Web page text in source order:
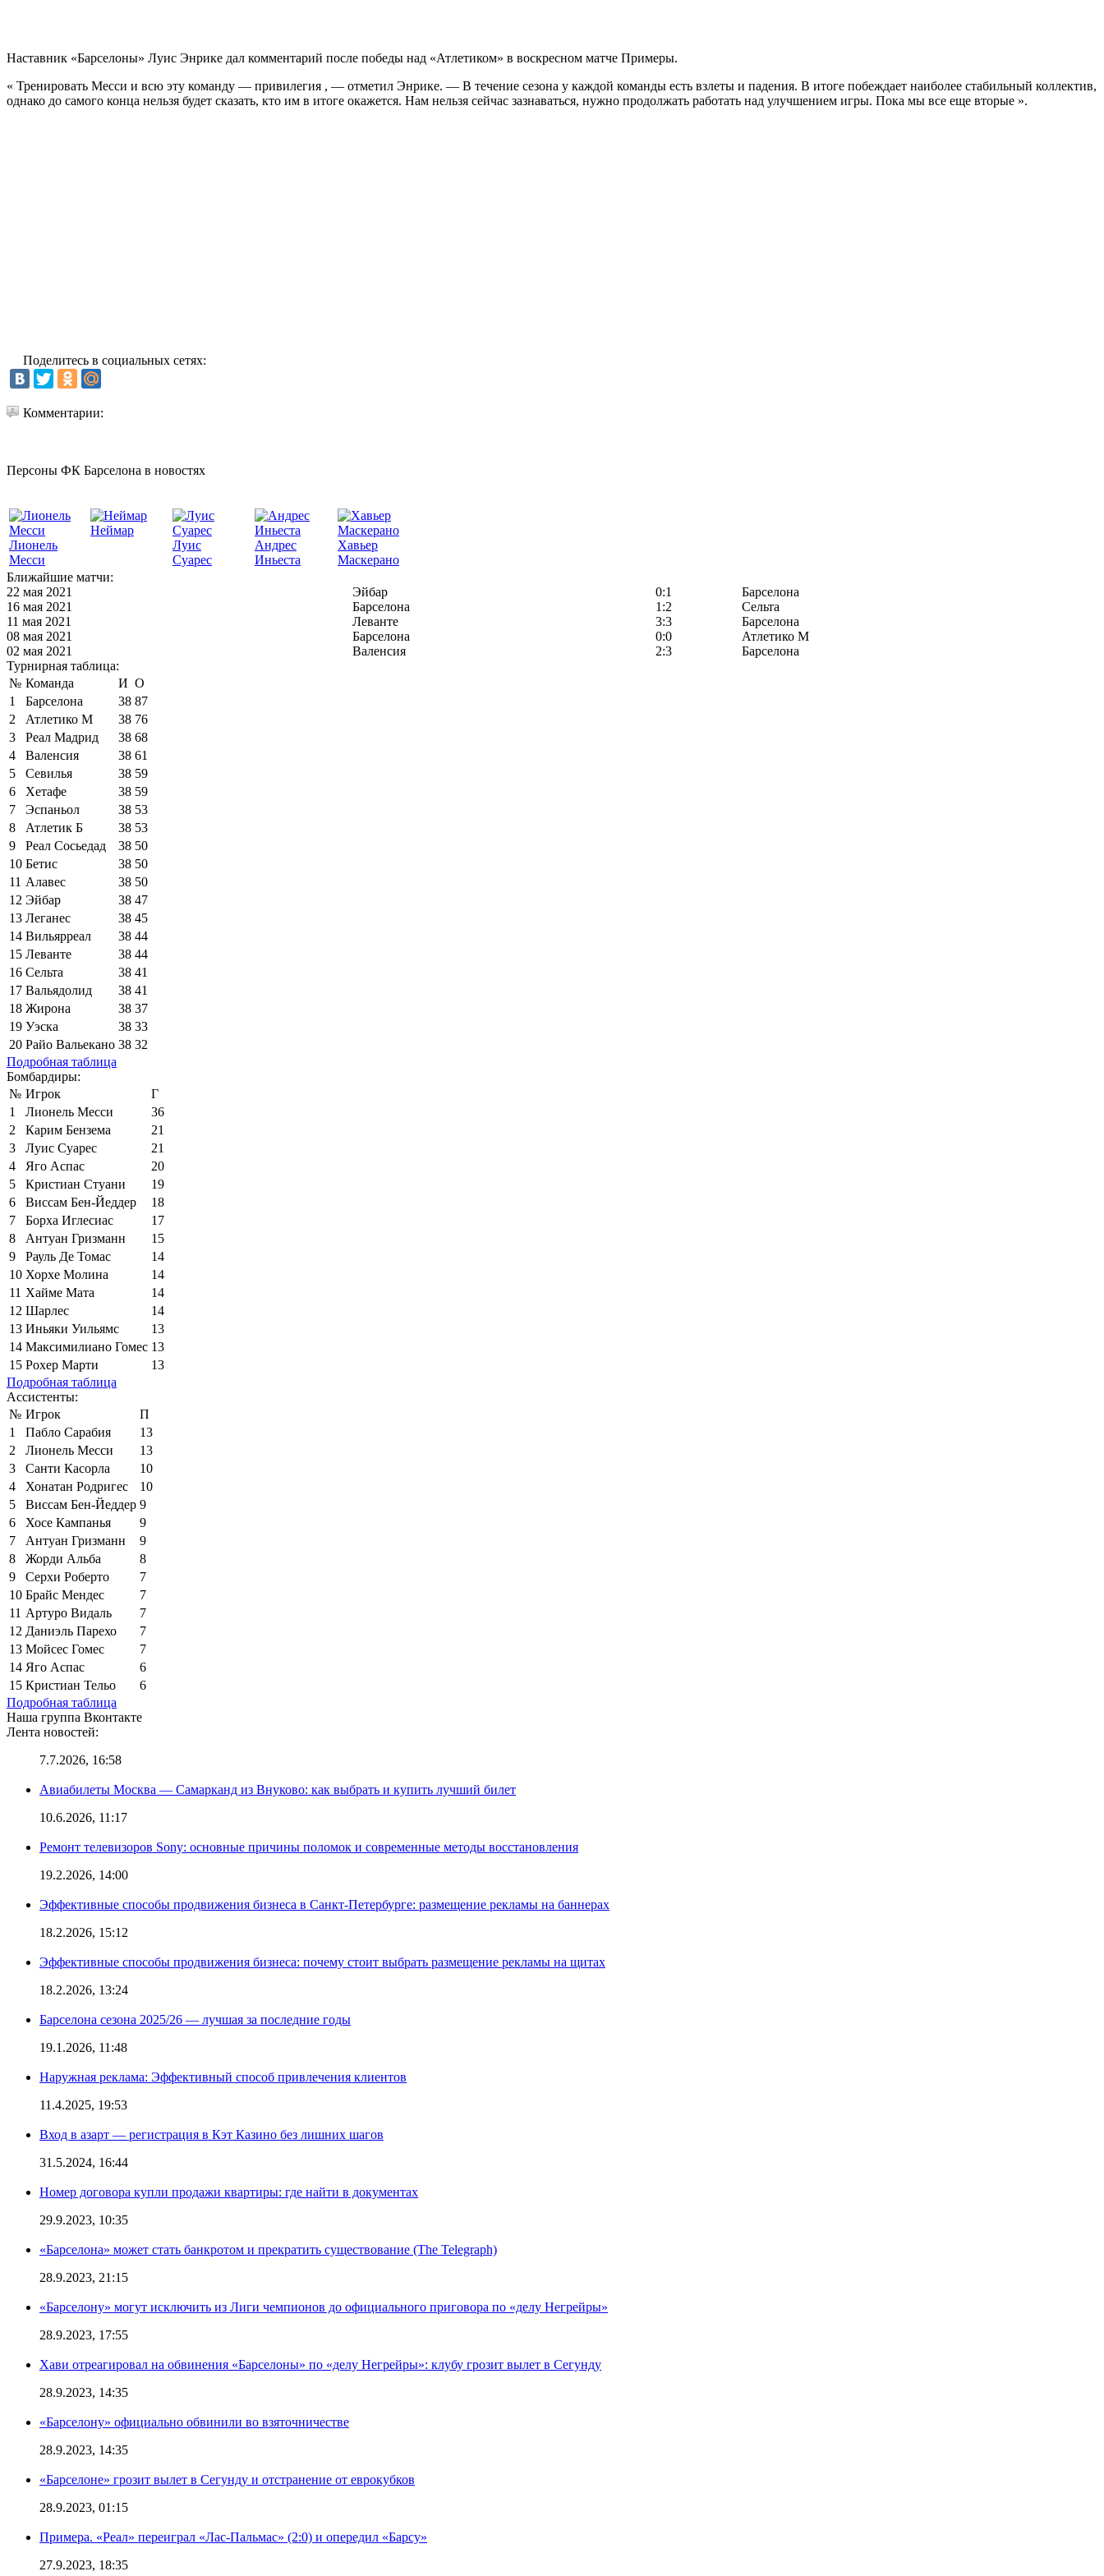
Наставник «Барселоны» Луис Энрике дал комментарий после победы над «Атлетиком» в воскресном матче Примеры.
« Тренировать Месси и всю эту команду — привилегия , — отметил Энрике. — В течение сезона у каждой команды есть взлеты и падения. В итоге побеждает наиболее стабильный коллектив,
однако до самого конца нельзя будет сказать, кто им в итоге окажется. Нам нельзя сейчас зазнаваться, нужно продолжать работать над улучшением игры. Пока мы все еще вторые ».
Поделитесь в социальных сетях:
Комментарии:
Персоны ФК Барселона в новостях
Лионель
Месси
Неймар
Луис
Суарес
Андрес
Иньеста
Хавьер
Маскерано
Ближайшие матчи:
22 мая 2021
Эйбар 0:1
Барселона
16 мая 2021
Барселона 1:2
Сельта
11 мая 2021
Леванте 3:3
Барселона
08 мая 2021
Барселона 0:0
Атлетико М
02 мая 2021
Валенсия 2:3
Барселона
Турнирная таблица:
№ Команда И О
1
Барселона 38 87
2
Атлетико М 38 76
3
Реал Мадрид 38 68
4
Валенсия 38 61
5
Севилья 38 59
6
Хетафе 38 59
7
Эспаньол 38 53
8
Атлетик Б 38 53
9
Реал Сосьедад 38 50
10 Бетис 38 50
11 Алавес 38 50
12 Эйбар 38 47
13 Леганес 38 45
14 Вильярреал 38 44
15 Леванте 38 44
16 Сельта 38 41
17 Вальядолид 38 41
18 Жирона 38 37
19 Уэска 38 33
20 Райо Вальекано 38 32
Подробная таблица
Бомбардиры:
№ Игрок
Г
1
Лионель Месси
36
2
Карим Бензема
21
3
Луис Суарес
21
4
Яго Аспас
20
5
Кристиан Стуани
19
6
Виссам Бен-Йеддер
18
7
Борха Иглесиас
17
8
Антуан Гризманн
15
9
Рауль Де Томас
14
10 Хорхе Молина
14
11 Хайме Мата
14
12 Шарлес
14
13 Иньяки Уильямс
13
14 Максимилиано Гомес 13
15 Рохер Марти
13
Подробная таблица
Ассистенты:
№ Игрок
П
1
Пабло Сарабия
13
2
Лионель Месси
13
3
Санти Касорла
10
4
Хонатан Родригес
10
5
Виссам Бен-Йеддер 9
6
Хосе Кампанья
9
7
Антуан Гризманн
9
8
Жорди Альба
8
9
Серхи Роберто
7
10 Брайс Мендес
7
11 Артуро Видаль
7
12 Даниэль Парехо
7
13 Мойсес Гомес
7
14 Яго Аспас
6
15 Кристиан Тельо
6
Подробная таблица
Наша группа Вконтакте
Лента новостей:
7.7.2026, 16:58
Авиабилеты Москва — Самарканд из Внуково: как выбрать и купить лучший билет
10.6.2026, 11:17
Ремонт телевизоров Sony: основные причины поломок и современные методы восстановления
19.2.2026, 14:00
Эффективные способы продвижения бизнеса в Санкт-Петербурге: размещение рекламы на баннерах
18.2.2026, 15:12
Эффективные способы продвижения бизнеса: почему стоит выбрать размещение рекламы на щитах
18.2.2026, 13:24
Барселона сезона 2025/26 — лучшая за последние годы
19.1.2026, 11:48
Наружная реклама: Эффективный способ привлечения клиентов
11.4.2025, 19:53
Вход в азарт — регистрация в Кэт Казино без лишних шагов
31.5.2024, 16:44
Номер договора купли продажи квартиры: где найти в документах
29.9.2023, 10:35
«Барселона» может стать банкротом и прекратить существование (The Telegraph)
28.9.2023, 21:15
«Барселону» могут исключить из Лиги чемпионов до официального приговора по «делу Негрейры»
28.9.2023, 17:55
Хави отреагировал на обвинения «Барселоны» по «делу Негрейры»: клубу грозит вылет в Сегунду
28.9.2023, 14:35
«Барселону» официально обвинили во взяточничестве
28.9.2023, 14:35
«Барселоне» грозит вылет в Сегунду и отстранение от еврокубков
28.9.2023, 01:15
Примера. «Реал» переиграл «Лас-Пальмас» (2:0) и опередил «Барсу»
27.9.2023, 18:35